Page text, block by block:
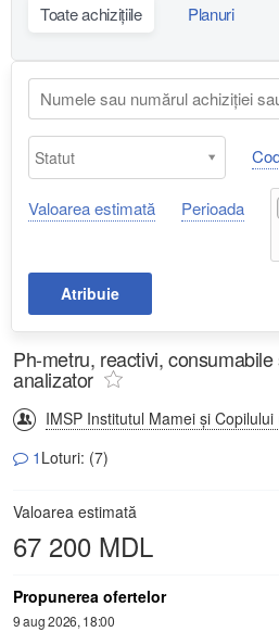
Toate achizițiile Planuri
Valoarea estimată Perioada
Atribuie
Ph-metru, reactivi,
analizator
IMSP Institutul Mamei și Copilului
1 Loturi: (7)
Valoarea estimată
67 200 MDL
Propunerea ofertelor
9 aug 2026, 18:00